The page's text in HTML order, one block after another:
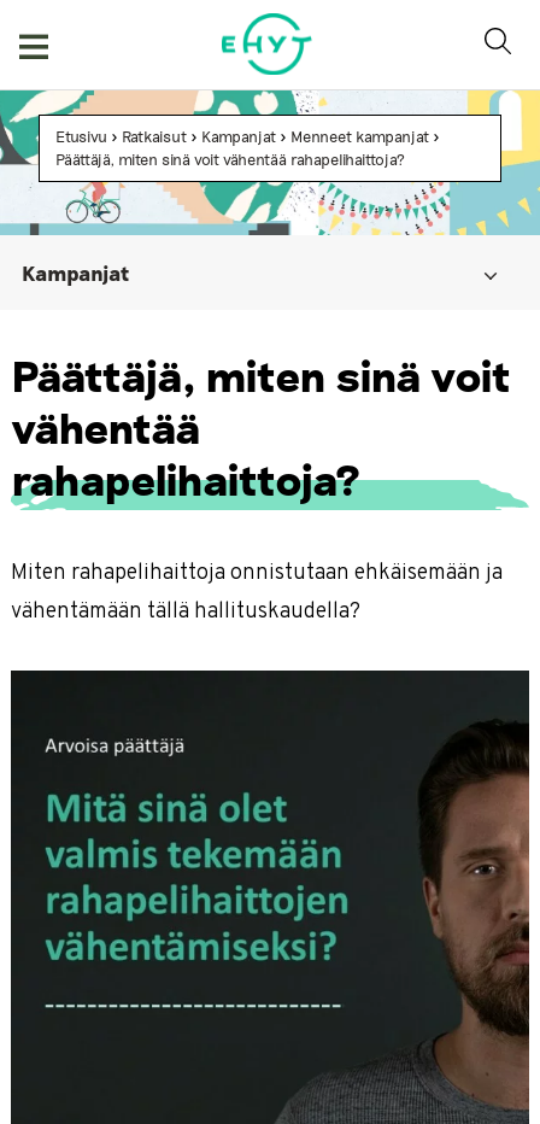
Etusivu > Ratkaisut > Kampanjat > Menneet kampanjat >
Päättäjä, miten sinä voit vähentää rahapelihaittoja?
Kampanjat
Tipaton tammikuu
Hakematta paras – ethän välitä alkoholia alaikäiselle!
Menneet kampanjat
Kuuntele ensin
Supervoimat-kampanja
Kippistä korkeintaan kohtuudella
Päättäjä, miten sinä voit
vähentää
rahapelihaittoja?
Miten rahapelihaittoja onnistutaan ehkäisemään ja
vähentämään tällä hallituskaudella?